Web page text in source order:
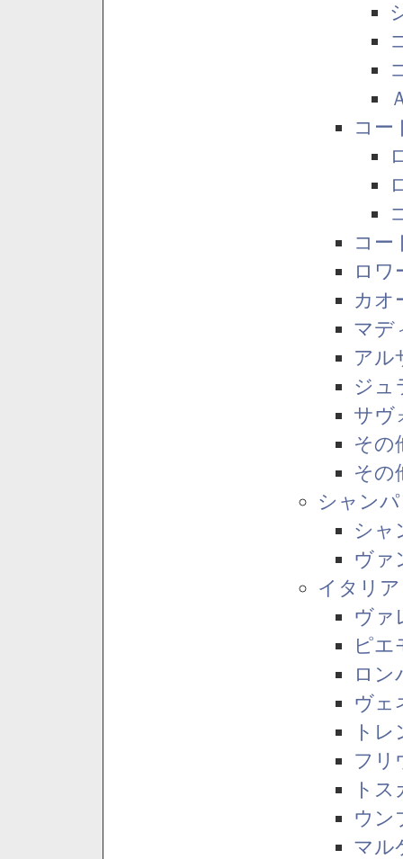
コー
コー
ロワ
カオ
マデ
アル
ジュ
サヴ
その
その
シャン
シャ
ヴァ
イタリア
ヴァ
ピエ
ロン
ヴェ
ト
フリ
ト
ウン
マル